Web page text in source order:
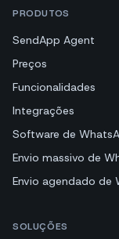
PRODUTOS
SendApp Agent
Preços
Funcionalidades
Integrações
Software de
Envio massivo de
Envio agendado de
SOLUÇÕES